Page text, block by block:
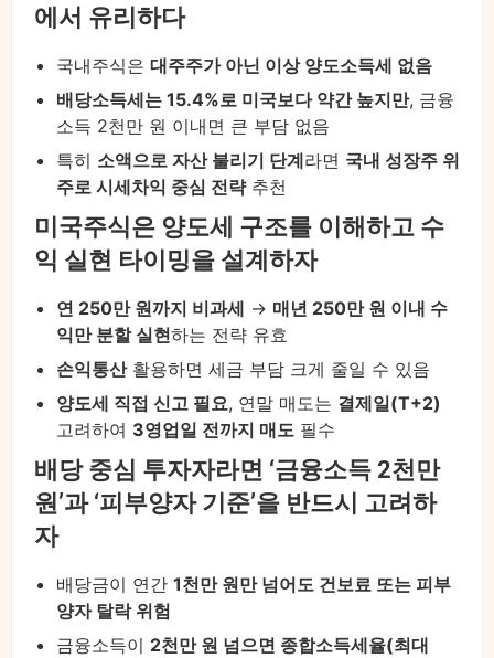
에서 유리하다
국내주식은 대주주가 아닌 이상 양도소득세 없음
배당소득세는 15.4%로 미국보다 약간 높지만, 금융
소득 2천만 원 이내면 큰 부담 없음
특히 소액으로 자산 불리기 단계라면 국내 성장주 위
주로 시세차익 중심 전략추천
미국주식은 양도세 구조를 이해하고 수
익 실현 타이밍을 설계하자
연 250만 원까지 비과세 → 매년 250만 원 이내 수
익만 분할 실현하는 전략 유효
손익통산활용하면 세금 부담 크게 줄일 수 있음
양도세 직접 신고 필요, 연말 매도는 결제일(T+2)
고려하여 3영업일 전까지 매도 필수
배당 중심 투자자라면 ‘금융소득 2천만
원’과 ‘피부양자 기준’을 반드시 고려하
자
배당금이 연간 1천만 원만 넘어도 건보료 또는 피부
양자 탈락 위험
금융소득이 2천만 원 넘으면 종합소득세율(최대